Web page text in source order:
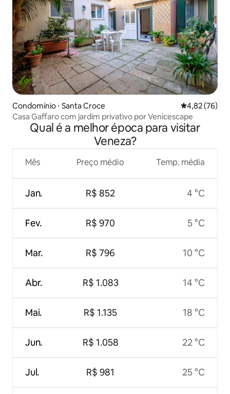
Condomínio ⋅ Santa Croce 4,82 de uma
4,82 (76)
Casa Gaffaro com jardim privativo por Venicescape
Qual é a melhor época para visitar
Veneza?
Mês
Jan.
Fev.
Mar.
Abr.
Mai.
Jun.
Jul.
Preço médio
R$ 852
R$ 970
R$ 796
R$ 1.083
R$ 1.135
R$ 1.058
R$ 981
Temp. média
4 °C
5 °C
10 °C
14 °C
18 °C
22 °C
25 °C